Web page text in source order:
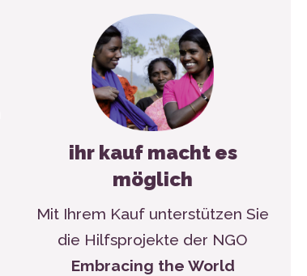
ihr kauf macht es
möglich
Mit Ihrem Kauf unterstützen Sie
die Hilfsprojekte der NGO
Embracing the World